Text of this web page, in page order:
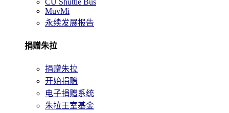
MuvMi
永续发展报告
捐赠朱拉
捐赠朱拉
开始捐赠
电子捐赠系统
朱拉王室基金